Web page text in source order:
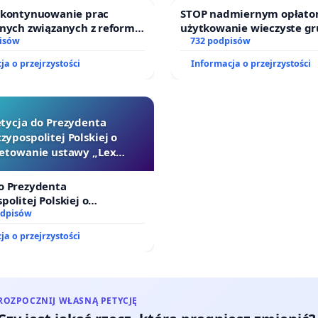
prac
związanych z reformą
o przejrzystości
STOP nadmiernym
użytkowanie wieczyste
zajmowanych przez
działkowe.
732 podpisów
Informacja o przejrzystości
do Prezydenta
Polskiej o
ustawy „Lex
Prezydenta
Polskiej o
ustawy „Lex Szarlatan”
o przejrzystości
WŁASNĄ PETYCJĘ